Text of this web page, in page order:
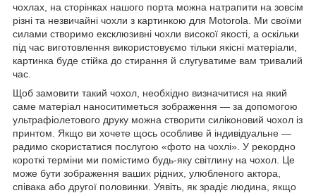
чохлах, на сторінках нашого порта можна натрапити на зовсім
різні та незвичайні чохли з картинкою для Motorola. Ми своїми
силами створимо ексклюзивні чохли високої якості, а оскільки
під час виготовлення використовуємо тільки якісні матеріали,
картинка буде стійка до стирання й слугуватиме вам тривалий
час.
Щоб замовити такий чохол, необхідно визначитися на який
саме матеріал наноситиметься зображення — за допомогою
ультрафіолетового друку можна створити силіконовий чохол із
принтом. Якщо ви хочете щось особливе й індивідуальне —
радимо скористатися послугою «фото на чохлі». У рекордно
короткі терміни ми помістимо будь-яку світлину на чохол. Це
може бути зображення ваших рідних, улюбленого актора,
співака або другої половинки. Уявіть, як зрадіє людина, якщо